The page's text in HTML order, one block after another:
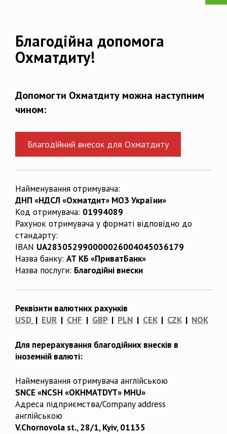
Благодійна допомога
Охматдиту!
Допомогти Охматдиту можна наступним
чином:
Благодійний внесок для Охматдиту
Найменування отримувача:
ДНП «НДСЛ «Охматдит» МОЗ України»
Код отримувача: 01994089
Рахунок отримувача у форматі відповідно до
стандарту:
IBAN UA283052990000026004045036179
Назва банку: АТ КБ «ПриватБанк»
Назва послуги: Благодійні внески
Реквізити валютних рахунків
USD | EUR | CHF | GBP| PLN | CEK| CZK| NOK
Для перерахування благодійних внесків в
іноземній валюті:
Найменування отримувача англійською
SNCE «NCSH «OKHMATDYT» MHU»
Адреса підприємства/Company address
англійською
V.Chornovola st., 28/1, Kyiv, 01135